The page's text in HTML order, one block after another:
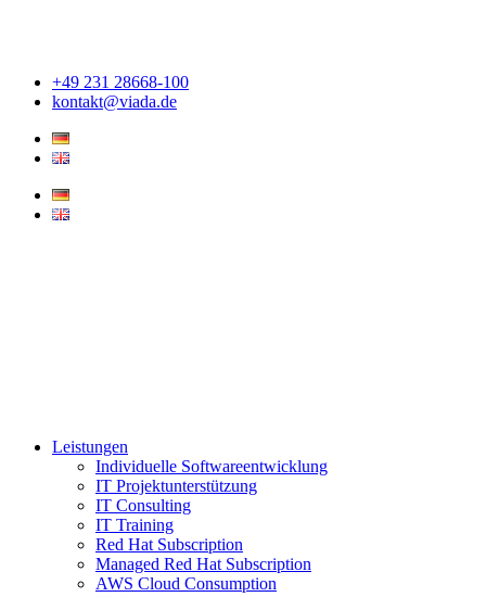
+49 231 28668-100
kontakt@viada.de
Leistungen
Individuelle Softwareentwicklung
IT Projektunterstützung
IT Consulting
IT Training
Red Hat Subscription
Managed Red Hat Subscription
AWS Cloud Consumption